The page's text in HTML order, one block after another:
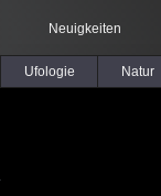
Neuigkeiten
Ufologie Natur